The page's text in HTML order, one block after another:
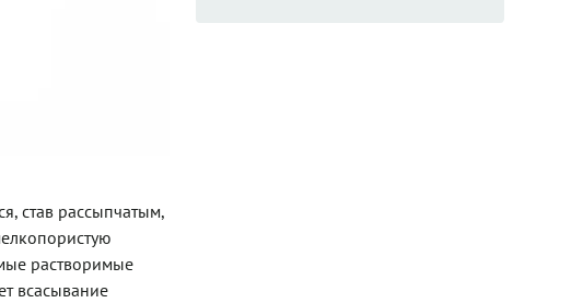
став рассыпчатым,
растворимые
всасывание